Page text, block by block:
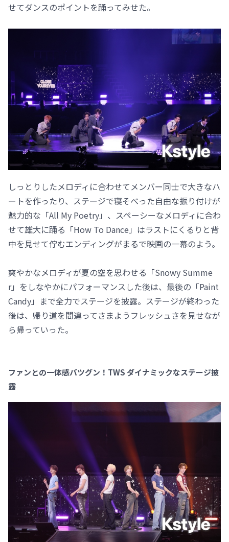
せてダンスのポイントを踊ってみせた。
しっとりしたメロディに合わせてメンバー同士で大きなハ
ートを作ったり、ステージで寝そべった自由な振り付けが
魅力的な「All My Poetry」、スペーシーなメロディに合わ
せて雄大に踊る「How To Dance」はラストにくるりと背
中を見せて佇むエンディングがまるで映画の一幕のよう。
爽やかなメロディが夏の空を思わせる「Snowy Summe
r」をしなやかにパフォーマンスした後は、最後の「Paint
Candy」まで全力でステージを披露。ステージが終わった
後は、帰り道を間違ってさまようフレッシュさを見せなが
ら帰っていった。
ファンとの一体感バツグン！TWS ダイナミックなステージ披
露